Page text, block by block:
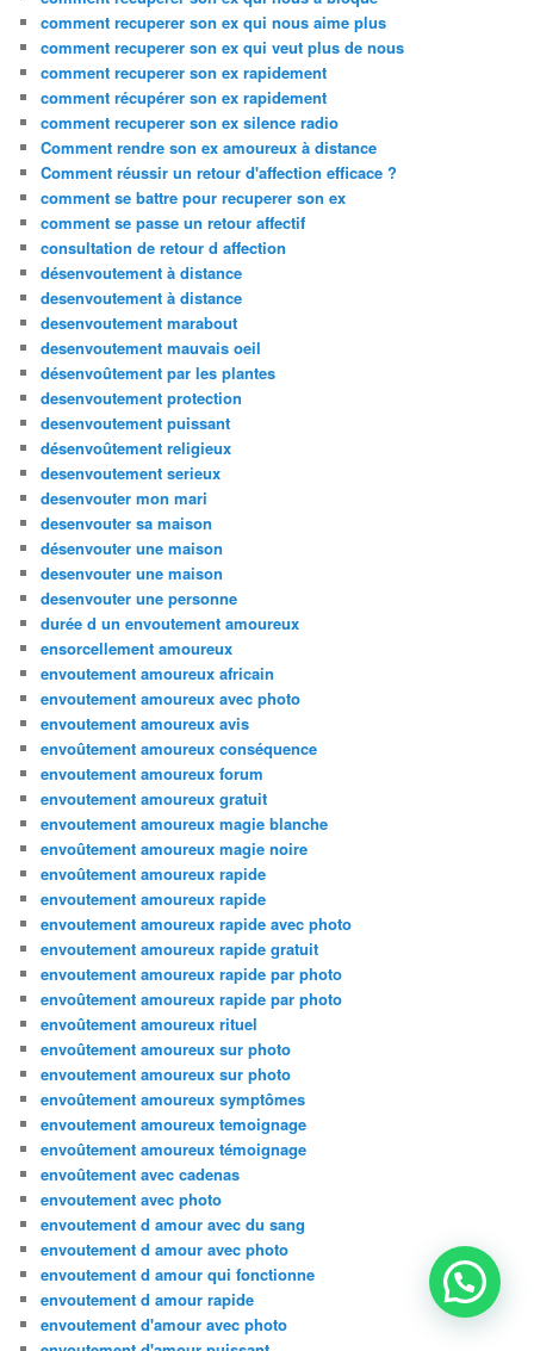
comment recuperer son ex qui nous aime plus
comment recuperer son ex qui veut plus de nous
comment recuperer son ex rapidement
comment récupérer son ex rapidement
comment recuperer son ex silence radio
Comment rendre son ex amoureux à distance
Comment réussir un retour d'affection efficace ?
comment se battre pour recuperer son ex
comment se passe un retour affectif
consultation de retour d affection
désenvoutement à distance
desenvoutement à distance
desenvoutement marabout
desenvoutement mauvais oeil
désenvoûtement par les plantes
desenvoutement protection
desenvoutement puissant
désenvoûtement religieux
desenvoutement serieux
desenvouter mon mari
desenvouter sa maison
désenvouter une maison
desenvouter une maison
desenvouter une personne
durée d un envoutement amoureux
ensorcellement amoureux
envoutement amoureux africain
envoutement amoureux avec photo
envoutement amoureux avis
envoûtement amoureux conséquence
envoutement amoureux forum
envoutement amoureux gratuit
envoutement amoureux magie blanche
envoûtement amoureux magie noire
envoûtement amoureux rapide
envoutement amoureux rapide
envoutement amoureux rapide avec photo
envoutement amoureux rapide gratuit
envoutement amoureux rapide par photo
envoûtement amoureux rapide par photo
envoûtement amoureux rituel
envoûtement amoureux sur photo
envoutement amoureux sur photo
envoûtement amoureux symptômes
envoutement amoureux temoignage
envoûtement amoureux témoignage
envoûtement avec cadenas
envoutement avec photo
envoutement d amour avec du sang
envoutement d amour avec photo
envoutement d amour qui fonctionne
envoutement d amour rapide
envoutement d'amour avec photo